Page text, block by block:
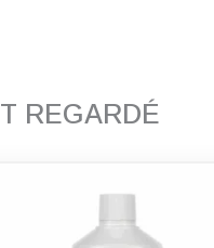
REGARDÉ